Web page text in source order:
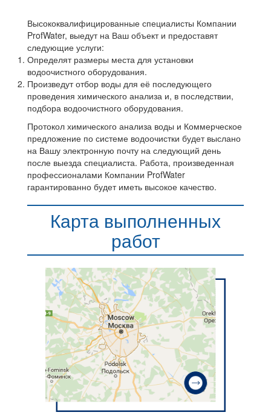
Высококвалифицированные специалисты Компании
ProfWater, выедут на Ваш объект и предоставят
следующие услуги:
Определят размеры места для установки
водоочистного оборудования.
Произведут отбор воды для её последующего
проведения химического анализа и, в последствии,
подбора водоочистного оборудования.
Протокол химического анализа воды и Коммерческое
предложение по системе водоочистки будет выслано
на Вашу электронную почту на следующий день
после выезда специалиста. Работа, произведенная
профессионалами Компании ProfWater
гарантированно будет иметь высокое качество.
Карта выполненных
работ